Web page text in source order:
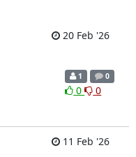
20 Feb '26
1 0
0 0
11 Feb '26